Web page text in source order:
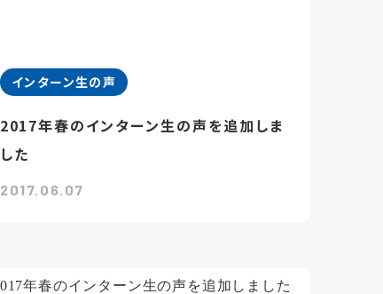
インターン生の声
2017年春のインターン生の声を追加しま
した
2017.06.07